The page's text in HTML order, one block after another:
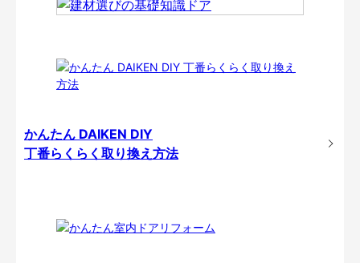
かんたん DAIKEN DIY
丁番らくらく取り換え方法